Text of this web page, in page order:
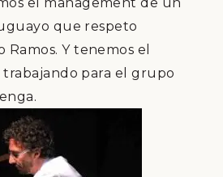
el management de un
que respeto
Ramos. Y tenemos el
trabajando para el grupo